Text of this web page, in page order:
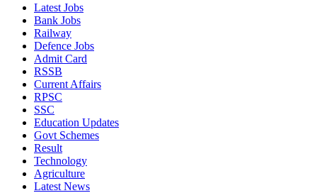
Latest Jobs
Bank Jobs
Railway
Defence Jobs
Admit Card
RSSB
Current Affairs
RPSC
SSC
Education Updates
Govt Schemes
Result
Technology
Agriculture
Latest News